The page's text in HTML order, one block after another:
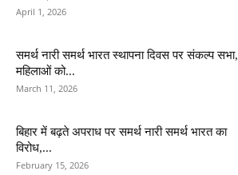
April 1, 2026
समर्थ नारी समर्थ भारत स्थापना दिवस पर संकल्प सभा,
महिलाओं को...
March 11, 2026
बिहार में बढ़ते अपराध पर समर्थ नारी समर्थ भारत का
विरोध,...
February 15, 2026